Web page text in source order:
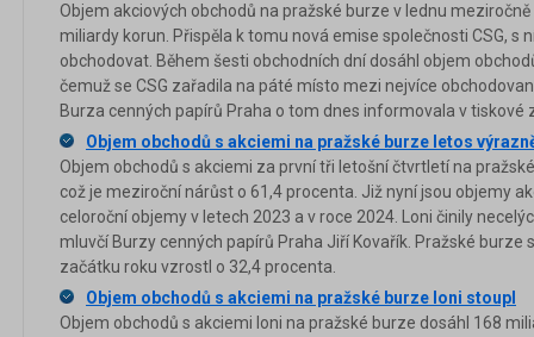
Objem akciových obchodů na pražské burze v lednu
miliardy korun. Přispěla k tomu nová emise společnosti CSG, s
obchodovat. Během šesti obchodních dní dosáhl objem
čemuž se CSG zařadila na páté místo mezi nejvíce
Burza cenných papírů Praha o tom dnes informovala v tiskové
Objem obchodů s akciemi na pražské burze letos
Objem obchodů s akciemi za první tři letošní čtvrtletí na
což je meziroční nárůst o 61,4 procenta. Již nyní jsou objemy
celoroční objemy v letech 2023 a v roce 2024. Loni činily
mluvčí Burzy cenných papírů Praha Jiří Kovařík. Pražské burze
začátku roku vzrostl o 32,4 procenta.
Objem obchodů s akciemi na pražské burze loni stoupl
Objem obchodů s akciemi loni na pražské burze dosáhl 168